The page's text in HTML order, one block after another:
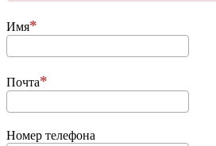
Имя
Почта
Номер телефона